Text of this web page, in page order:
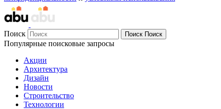
Поиск Поиск Поиск
Популярные поисковые запросы
Акции
Архитектура
Дизайн
Новости
Строительство
Технологии